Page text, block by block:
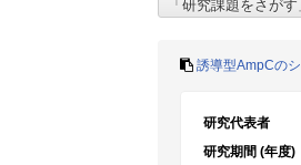
誘導型AmpCの
研究代表者
研究期間 (年度)